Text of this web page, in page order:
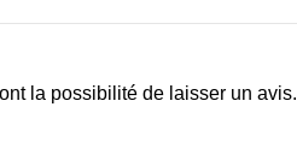
la possibilité de laisser un avis.